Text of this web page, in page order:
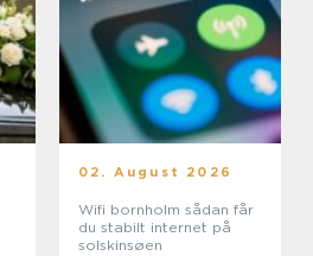
02. August 2026
Wifi bornholm sådan får
du stabilt internet på
solskinsøen